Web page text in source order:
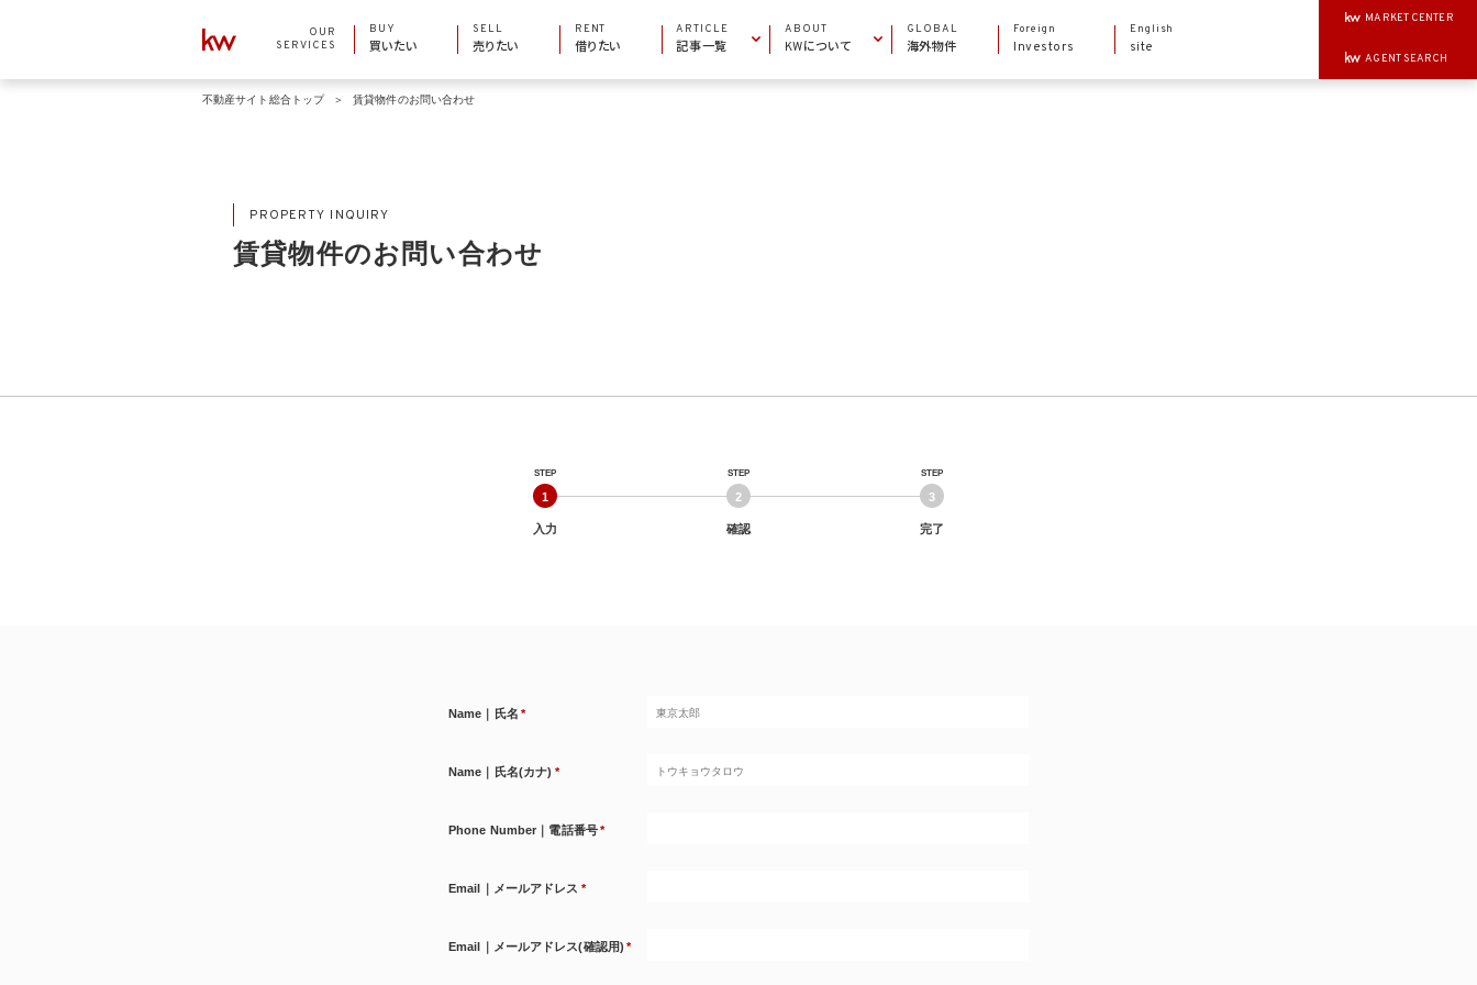
OUR
SERVICES
BUY
買いたい
SELL
売りたい
RENT
借りたい
ARTICLE
記事一覧
ABOUT
KWについて
GLOBAL
海外物件
Foreign
Investors
English
site
MARKET CENTER
AGENT SEARCH
不動産サイト総合トップ 賃貸物件のお問い合わせ
PROPERTY INQUIRY
賃貸物件のお問い合わせ
STEP
1
入力
STEP
2
確認
STEP
3
完了
Name｜氏名 *
Name｜氏名(カナ) *
Phone Number｜電話番号*
Email｜メールアドレス *
Email｜メールアドレス(確認用) *